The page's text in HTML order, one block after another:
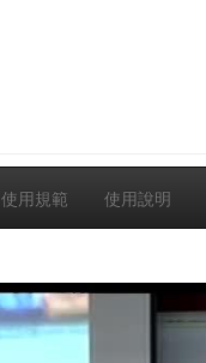
使用規範 使用說明